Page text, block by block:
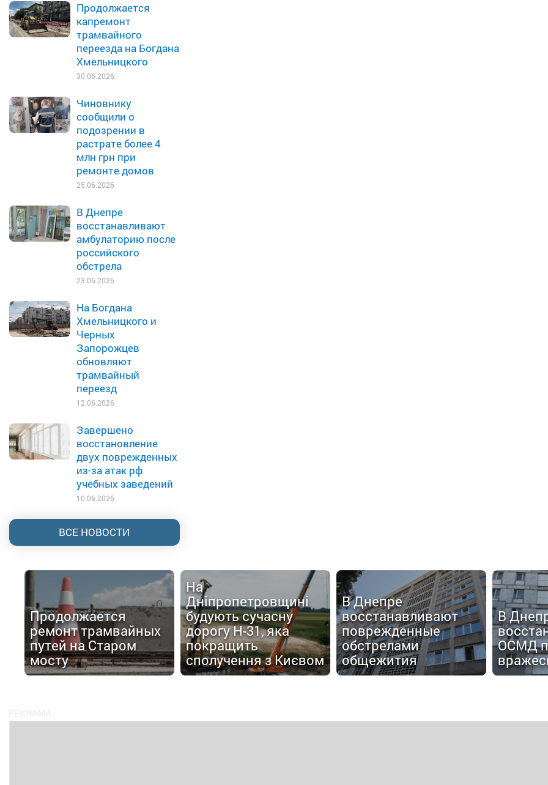
Продолжается
капремонт
трамвайного
переезда на Богдана
Хмельницкого
30.06.2026
Чиновнику
сообщили о
подозрении в
растрате более 4
млн грн при
ремонте домов
25.06.2026
В Днепре
восстанавливают
амбулаторию после
российского
обстрела
23.06.2026
На Богдана
Хмельницкого и
Черных
Запорожцев
обновляют
трамвайный
переезд
12.06.2026
Завершено
восстановление
двух поврежденных
из-за атак рф
учебных заведений
10.06.2026
ВСЕ НОВОСТИ
Продолжается
ремонт трамвайных
путей на Старом
мосту
На
Дніпропетровщині
будують сучасну
дорогу Н-31, яка
покращить
сполучення з Києвом
В Днепре
восстанавливают
поврежденные
обстрелами
общежития
В
ОСМД